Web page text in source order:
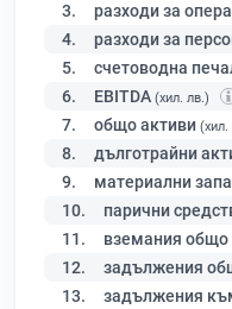
3. разходи за
4. разходи за
5. счетоводна
6. EBITDA (хил. лв.)
7. общо активи (хил.
8. дълготрайни
9. материални
10. парични
11. вземания общо
12. задължения
13. задължения